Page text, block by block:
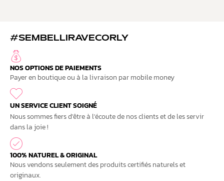
#SEMBELLIRAVECORLY
NOS OPTIONS DE PAIEMENTS
Payer en boutique ou à la livraison par mobile money
UN SERVICE CLIENT SOIGNÉ
Nous sommes fiers d'être à l'écoute de nos clients et de les servir
dans la joie !
100% NATUREL & ORIGINAL
Nous vendons seulement des produits certifiés naturels et
originaux.